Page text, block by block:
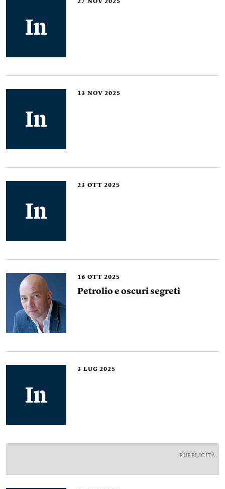
27 NOV 2025
13 NOV 2025
23 OTT 2025
16 OTT 2025
Petrolio e oscuri segreti
3 LUG 2025
PUBBLICITÀ